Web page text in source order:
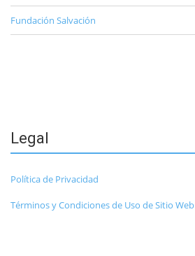
Fundación Salvación
Legal
Política de Privacidad
Términos y Condiciones de Uso de Sitio Web